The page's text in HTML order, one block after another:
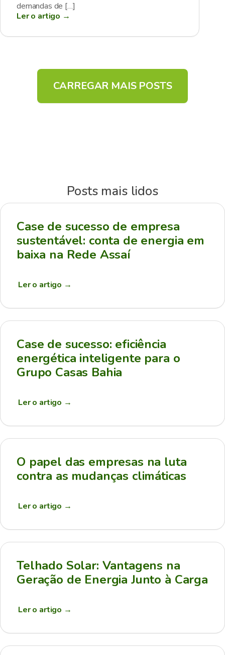
demandas de […]
Ler o artigo →
CARREGAR MAIS POSTS
Posts mais lidos
Case de sucesso de empresa
sustentável: conta de energia em
baixa na Rede Assaí
Ler o artigo →
Case de sucesso: eficiência
energética inteligente para o
Grupo Casas Bahia
Ler o artigo →
O papel das empresas na luta
contra as mudanças climáticas
Ler o artigo →
Telhado Solar: Vantagens na
Geração de Energia Junto à Carga
Ler o artigo →